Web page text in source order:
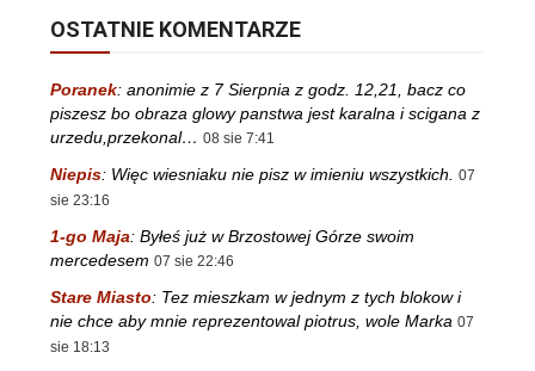
OSTATNIE KOMENTARZE
Poranek: anonimie z 7 Sierpnia z godz. 12,21, bacz co
piszesz bo obraza glowy panstwa jest karalna i scigana z
urzedu,przekonal… 08 sie 7:41
Niepis: Więc wiesniaku nie pisz w imieniu wszystkich.
07
sie 23:16
1-go Maja: Byłeś już w Brzostowej Górze swoim
mercedesem 07 sie 22:46
Stare Miasto: Tez mieszkam w jednym z tych blokow i
nie chce aby mnie reprezentowal piotrus, wole Marka 07
sie 18:13